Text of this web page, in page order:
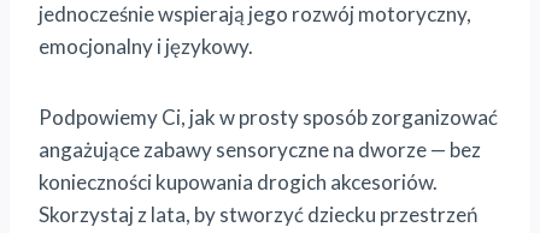
jednocześnie wspierają jego rozwój motoryczny,
emocjonalny i językowy.
Podpowiemy Ci, jak w prosty sposób zorganizować
angażujące zabawy sensoryczne na dworze — bez
konieczności kupowania drogich akcesoriów.
Skorzystaj z lata, bystworzyć dziecku przestrzeń